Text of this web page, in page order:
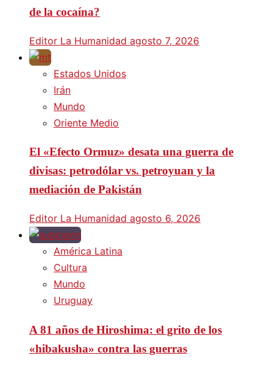
de la cocaína?
Editor La Humanidad agosto 7, 2026
Estados Unidos
Irán
Mundo
Oriente Medio
El «Efecto Ormuz» desata una guerra de
divisas: petrodólar vs. petroyuan y la
mediación de Pakistán
Editor La Humanidad agosto 6, 2026
América Latina
Cultura
Mundo
Uruguay
A 81 años de Hiroshima: el grito de los
«hibakusha» contra las guerras